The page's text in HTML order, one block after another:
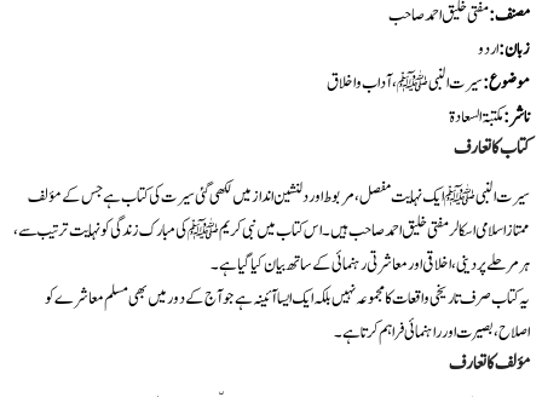
مصنف:مفتی خلیق احمد صاحب
زبان:اردو
موضوع:سیرت النبی ﷺ، آداب و اخلاق
ناشر:مکتبۃ السعادۃ
کتاب کا تعارف
سیرت النبی ﷺ ایک نہایت مفصل، مربوط اور دلنشین انداز میں لکھی گئی سیرت کی کتاب ہے جس کے مؤلف
ممتاز اسلامی اسکالر مفتی خلیق احمد صاحب ہیں۔ اس کتاب میں نبی کریم ﷺ کی مبارک زندگی کو نہایت ترتیب سے،
ہر مرحلے پر دینی، اخلاقی اور معاشرتی رہنمائی کے ساتھ بیان کیا گیا ہے۔
یہ کتاب صرف تاریخی واقعات کا مجموعہ نہیں بلکہ ایک ایسا آئینہ ہے جو آج کے دور میں بھی مسلم معاشرے کو
اصلاح، بصیرت اور راہنمائی فراہم کرتا ہے۔
مؤلف کا تعارف